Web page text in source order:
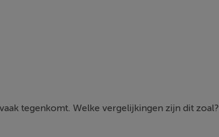
tegenkomt. Welke vergelijkingen zijn dit zoal?